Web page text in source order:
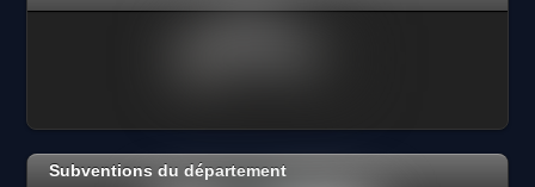
Subventions du département